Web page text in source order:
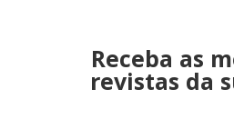
Receba as
revistas da